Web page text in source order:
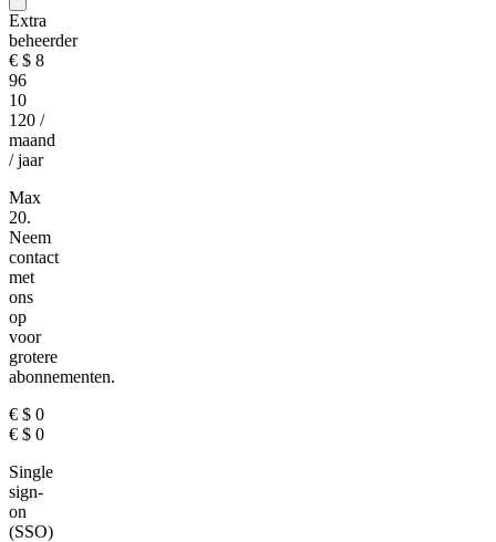
Extra
beheerder
€ $ 8
96
10
120 /
maand
/ jaar
Max
20.
Neem
contact
met
ons
op
voor
grotere
abonnementen.
€ $ 0
€ $ 0
Single
sign-
on
(SSO)